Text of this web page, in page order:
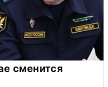
сменится